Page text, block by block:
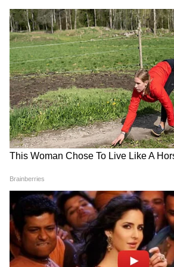
টেলিকম অপারেটরদের
বাড়ানোর সিদ্ধান্ত নিয়েছে ট্রাই।
সতর্ক করেছে যে, আগামী ১
ট্রেসেবিলিটি নিয়ম কার্যকর
আকারের মেসেজ ব্লকেজ হতে
এবং ই-কমার্স সহ একাধিক
পরিবর্তনের জন্য প্রযুক্তিগত কিছু
নন-কমপ্লায়েন্ট মেসেজের জন্য
মেসেজগুলি ট্রেসেবিলিটি
সেগুলি আগামী ১ ডিসেম্বর থেকে
প্রথমে ঠিক করা হয় যে, ১
কার্যকর করা হবে। কিন্তু টেলিকম
জানায় যে, ওটিপি-র মতো
DOWNLOAD APP
RECOMMENDED STORIES